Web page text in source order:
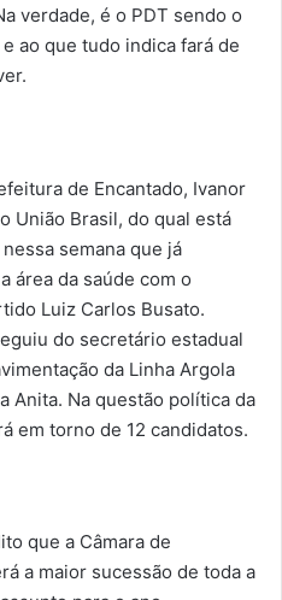
verdade, é o PDT sendo o
ao que tudo indica fará de
de Encantado, Ivanor
União Brasil, do qual está
semana que já
área da saúde com o
Luiz Carlos Busato.
do secretário estadual
da Linha Argola
Anita. Na questão política da
em torno de 12 candidatos.
que a Câmara de
a maior sucessão de toda a